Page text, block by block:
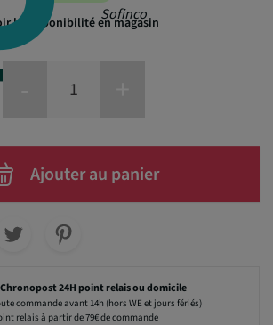
Sofinco
la disponibilité en magasin
Ajouter au panier
24H point relais ou domicile
commande avant 14h (hors WE et jours fériés)
relais à partir de 79€ de commande